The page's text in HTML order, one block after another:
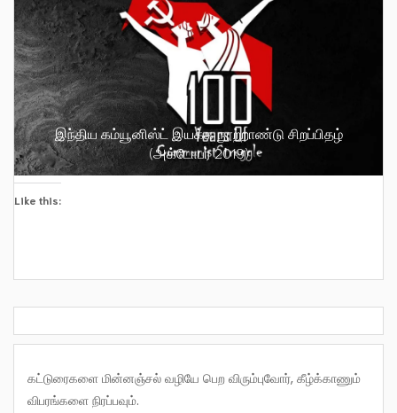
இந்திய கம்யூனிஸ்ட் இயக்க நூற்றாண்டு சிறப்பிதழ்
(அக்டோபர் 2019)
Like this:
கட்டுரைகளை மின்னஞ்சல் வழியே பெற விரும்புவோர், கீழ்க்காணும்
விபரங்களை நிரப்பவும்.